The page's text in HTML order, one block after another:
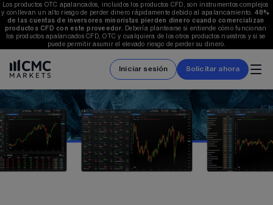
Los productos OTC apalancados, incluidos los productos CFD, son instrumentos complejos
y conllevan un alto riesgo de perder dinero rápidamente debido al apalancamiento. 48%
de las cuentas de inversores minoristas pierden dinero cuando comercializan
productos CFD con este proveedor. Debería plantearse si entiende cómo funcionan
los productos apalancados CFD, OTC y cualquiera de los otros productos nuestros y si se
puede permitir asumir el elevado riesgo de perder su dinero.
Iniciar sesión Solicitar ahora